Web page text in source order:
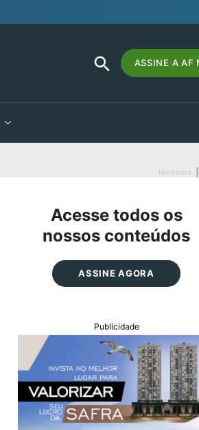
Search
for:
SEARCH
BUTTON
ASSINE A AF
Mercados
Acesse todos os
nossos conteúdos
ASSINE AGORA
Publicidade